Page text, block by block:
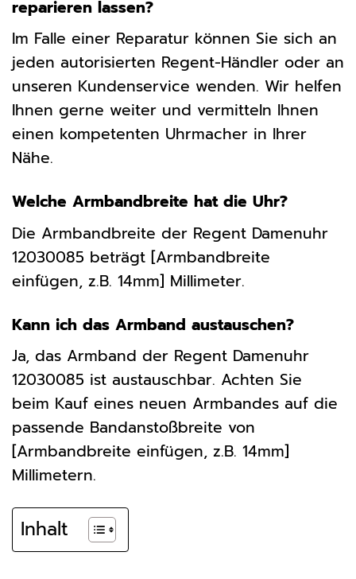
reparieren lassen?
Im Falle einer Reparatur können Sie sich an
jeden autorisierten Regent-Händler oder an
unseren Kundenservice wenden. Wir helfen
Ihnen gerne weiter und vermitteln Ihnen
einen kompetenten Uhrmacher in Ihrer
Nähe.
Welche Armbandbreite hat die Uhr?
Die Armbandbreite der Regent Damenuhr
12030085 beträgt [Armbandbreite
einfügen, z.B. 14mm] Millimeter.
Kann ich das Armband austauschen?
Ja, das Armband der Regent Damenuhr
12030085 ist austauschbar. Achten Sie
beim Kauf eines neuen Armbandes auf die
passende Bandanstoßbreite von
[Armbandbreite einfügen, z.B. 14mm]
Millimetern.
Inhalt